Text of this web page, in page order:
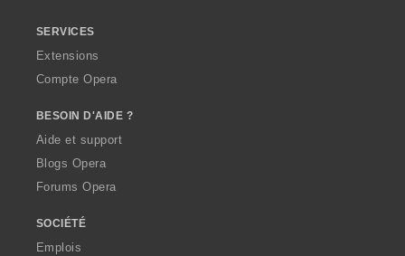
SERVICES
Extensions
Compte Opera
BESOIN D'AIDE ?
Aide et support
Blogs Opera
Forums Opera
SOCIÉTÉ
Emplois